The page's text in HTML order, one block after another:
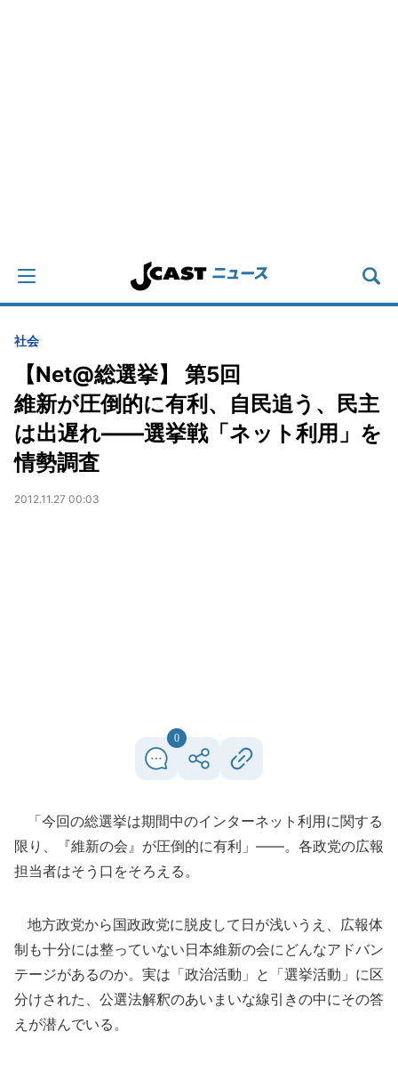
社会
【Net@総選挙】 第5回
維新が圧倒的に有利、自民追う、民主
は出遅れ――選挙戦「ネット利用」を
情勢調査
2012.11.27 00:03
0
「今回の総選挙は期間中のインターネット利用に関する
限り、『維新の会』が圧倒的に有利」――。各政党の広報
担当者はそう口をそろえる。
地方政党から国政政党に脱皮して日が浅いうえ、広報体
制も十分には整っていない日本維新の会にどんなアドバン
テージがあるのか。実は「政治活動」と「選挙活動」に区
分けされた、公選法解釈のあいまいな線引きの中にその答
えが潜んでいる。